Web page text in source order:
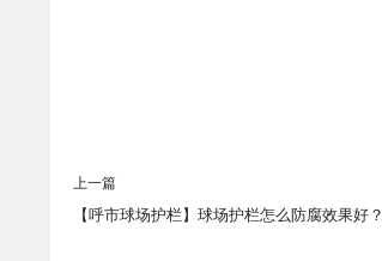
上一篇
【呼市球场护栏】球场护栏怎么防腐效果好？